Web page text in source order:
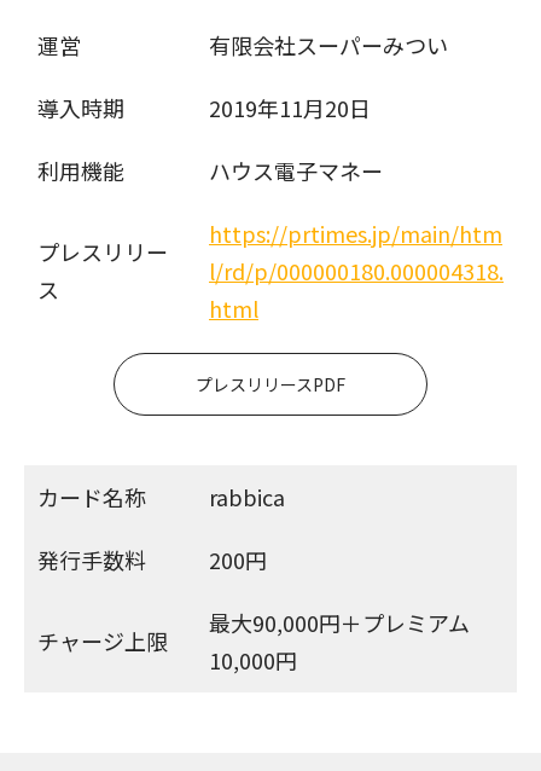
運営
有限会社スーパーみつい
導入時期
2019年11月20日
利用機能
ハウス電子マネー
プレスリリー
ス
https://prtimes.jp/main/htm
l/rd/p/000000180.000004318.
html
プレスリリースPDF
カード名称
rabbica
発行手数料
200円
チャージ上限
最大90,000円＋プレミアム
10,000円